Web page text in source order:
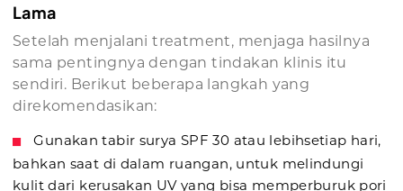
Lama
Setelah menjalani treatment, menjaga hasilnya
sama pentingnya dengan tindakan klinis itu
sendiri. Berikut beberapa langkah yang
direkomendasikan:
Gunakan tabir surya SPF 30 atau lebihsetiap hari,
bahkan saat di dalam ruangan, untuk melindungi
kulit dari kerusakan UV yang bisa memperburuk pori